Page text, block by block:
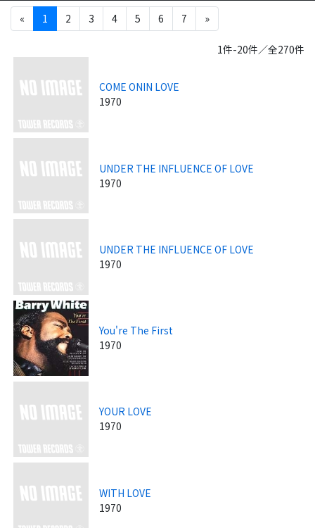
«
1 2 3 4 5 6 7 »
1件-20件／全270件
COME ONIN LOVE
1970
UNDER THE INFLUENCE OF LOVE
1970
UNDER THE INFLUENCE OF LOVE
1970
You're The First
1970
YOUR LOVE
1970
WITH LOVE
1970